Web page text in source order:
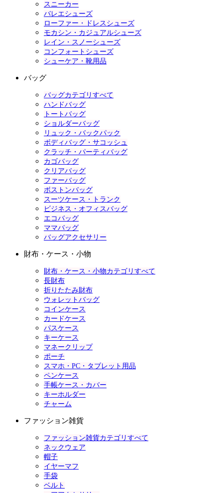
スニーカー
バレエシューズ
ローファー・ドレスシューズ
モカシン・カジュアルシューズ
レイン・スノーシューズ
コンフォートシューズ
シューケア・靴用品
バッグ
バッグカテゴリすべて
ハンドバッグ
トートバッグ
ショルダーバッグ
リュック・バックパック
ボディバッグ・サコッシュ
クラッチ・パーティバッグ
カゴバッグ
クリアバッグ
ファーバッグ
ボストンバッグ
スーツケース・トランク
ビジネス・オフィスバッグ
エコバッグ
ママバッグ
バッグアクセサリー
財布・ケース・小物
財布・ケース・小物カテゴリすべて
長財布
折りたたみ財布
ウォレットバッグ
コインケース
カードケース
パスケース
キーケース
マネークリップ
ポーチ
スマホ・PC・タブレット用品
ペンケース
手帳ケース・カバー
キーホルダー
チャーム
ファッション雑貨
ファッション雑貨カテゴリすべて
ネックウェア
帽子
イヤーマフ
手袋
ベルト